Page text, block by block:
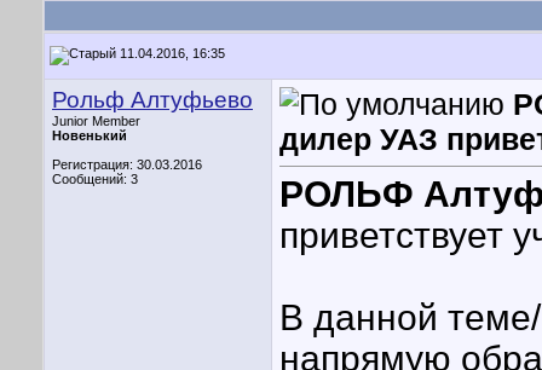
11.04.2016, 16:35
Рольф Алтуфьево
Junior Member
Новенький
Регистрация: 30.03.2016
Сообщений: 3
дилер УАЗ
РОЛЬФ
приветствует
В данной
напрямую